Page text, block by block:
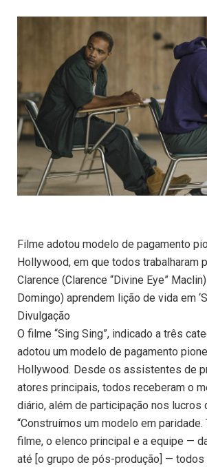
Filme adotou modelo de pagamento
Hollywood, em que todos trabalharam
Clarence (Clarence “Divine Eye”
Domingo) aprendem lição de vida em
Divulgação
O filme “Sing Sing”, indicado a três
adotou um modelo de pagamento
Hollywood. Desde os assistentes de
atores principais, todos receberam o
diário, além de participação nos lucros
“Construímos um modelo em
filme, o elenco principal e a equipe —
até [o grupo de pós-produção] — todos